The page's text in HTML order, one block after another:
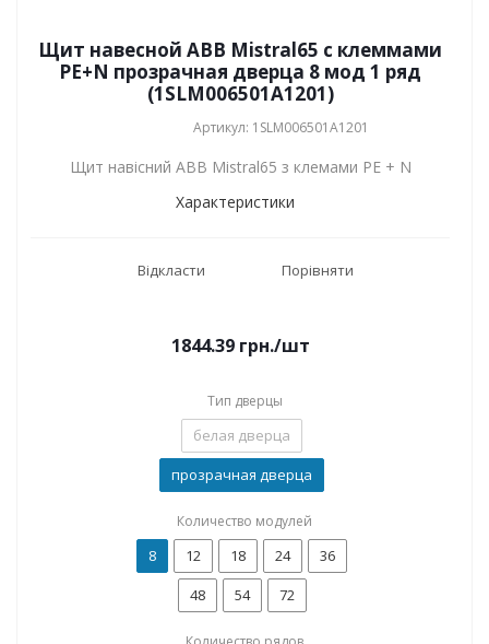
Щит навесной ABB Mistral65 с клеммами
PE+N прозрачная дверца 8 мод 1 ряд
(1SLM006501A1201)
Артикул: 1SLM006501A1201
Щит навісний ABB Mistral65 з клемами PE + N
Характеристики
Відкласти Порівняти
1844.39 грн./шт
Тип дверцы
белая дверца
прозрачная дверца
Количество модулей
8 12 18 24
36
48
54 72